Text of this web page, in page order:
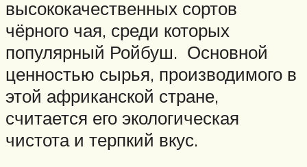
высококачественных сортов
чёрного чая, среди которых
популярный Ройбуш. Основной
ценностью сырья, производимого в
этой африканской стране,
считается его экологическая
чистота и терпкий вкус.